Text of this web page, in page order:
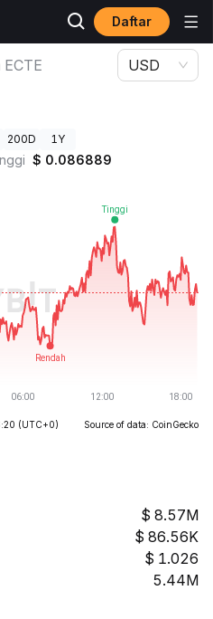
Daftar
ECTE USD
200D 1Y
$ 0.086889
(UTC+0) Source of data: CoinGecko
8.57M
86.56K
1.026
5.44M